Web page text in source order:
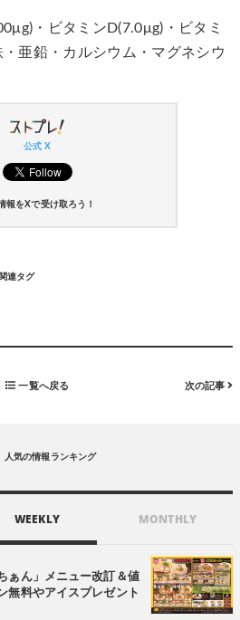
・ビタミンD(7.0μg)・ビタミ
亜鉛・カルシウム・マグネシウ
公式 X
報をXで受け取ろう！
関連タグ
一覧へ戻る 次の記事
人気の情報ランキング
WEEKLY MONTHLY
ぁん」メニュー改訂＆値
無料やアイスプレゼント